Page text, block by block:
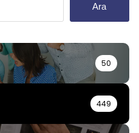
Ara
50
449